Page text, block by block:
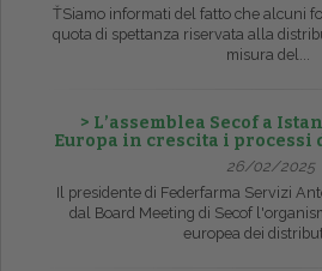
ŤSiamo informati del fatto che alcuni
quota di spettanza riservata alla
misura del...
> L’assemblea Secof a
Europa in crescita i processi
26/02/2025
Il presidente di Federfarma Servizi
dal Board Meeting di Secof
europea dei